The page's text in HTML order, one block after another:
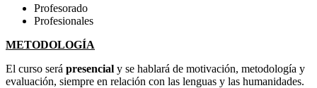
Profesorado
Profesionales
METODOLOGÍA
El curso será presencial y se hablará de motivación, metodología y
evaluación, siempre en relación con las lenguas y las humanidades.